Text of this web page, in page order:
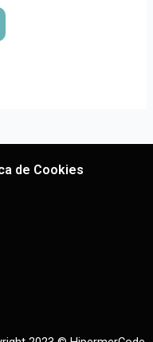
de Cookies